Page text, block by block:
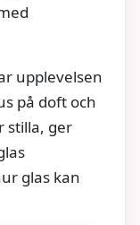
upplevelsen
på doft och
stilla, ger
glas kan